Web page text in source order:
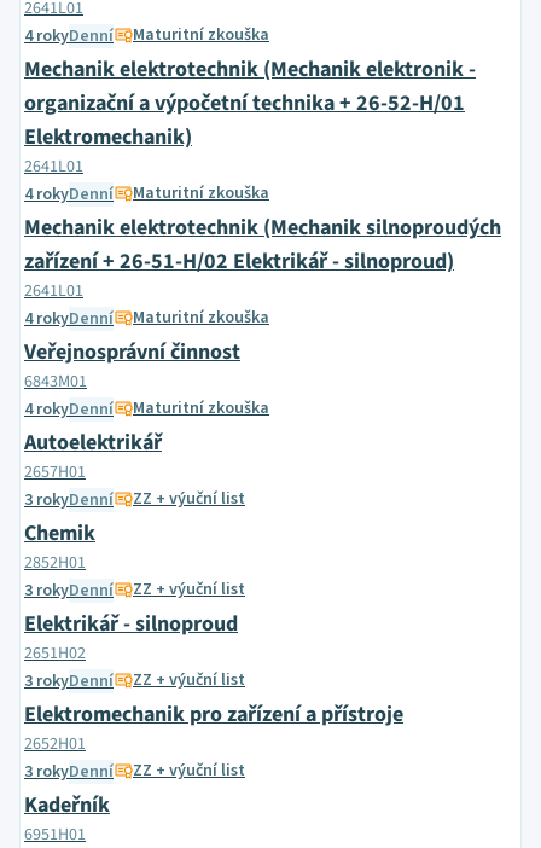
2641L01
4 rokyDenní Maturitní zkouška
Mechanik elektrotechnik (Mechanik elektronik -
organizační a výpočetní technika + 26-52-H/01
Elektromechanik)
2641L01
4 rokyDenní Maturitní zkouška
Mechanik elektrotechnik (Mechanik silnoproudých
zařízení + 26-51-H/02 Elektrikář - silnoproud)
2641L01
4 rokyDenní Maturitní zkouška
Veřejnosprávní činnost
6843M01
4 rokyDenní Maturitní zkouška
Autoelektrikář
2657H01
3 rokyDenní ZZ + výuční list
Chemik
2852H01
3 rokyDenní ZZ + výuční list
Elektrikář - silnoproud
2651H02
3 rokyDenní ZZ + výuční list
Elektromechanik pro zařízení a přístroje
2652H01
3 rokyDenní ZZ + výuční list
Kadeřník
6951H01